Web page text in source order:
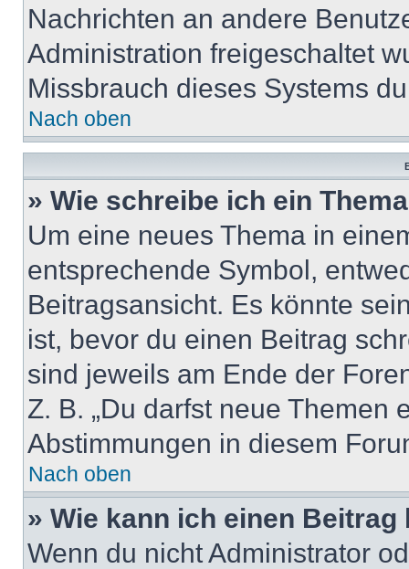
Nachrichten an andere
Administration freigeschaltet
Missbrauch dieses Systems
Nach oben
» Wie schreibe ich ein
Um eine neues Thema in
entsprechende Symbol,
Beitragsansicht. Es könnte
ist, bevor du einen Beitrag
sind jeweils am Ende der
Z. B. „Du darfst neue Themen
Abstimmungen in diesem
Nach oben
» Wie kann ich einen
Wenn du nicht Administrator